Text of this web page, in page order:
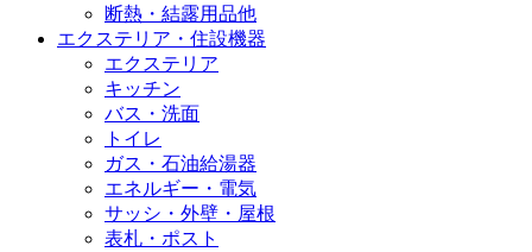
断熱・結露用品他
エクステリア・住設機器
エクステリア
キッチン
バス・洗面
トイレ
ガス・石油給湯器
エネルギー・電気
サッシ・外壁・屋根
表札・ポスト